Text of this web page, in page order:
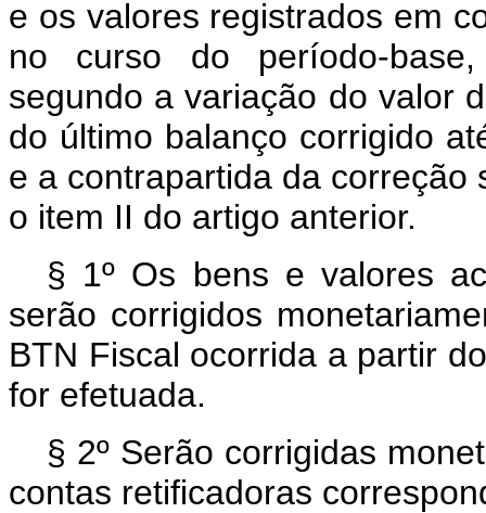
e os valores registrados em
no curso do período-
segundo a variação do valor
do último balanço corrigido
e a contrapartida da
o item II do artigo anterior.
§ 1º Os bens e valores
serão corrigidos
BTN Fiscal ocorrida a partir
for efetuada.
§ 2º Serão corrigidas
contas retificadoras